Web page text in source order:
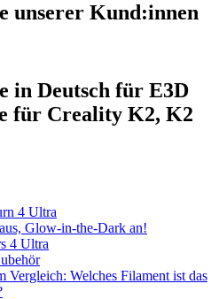
unserer Kund:innen
in Deutsch für E3D
für Creality K2, K2
4 Ultra
Glow-in-the-Dark an!
4 Ultra
Welches Filament ist das